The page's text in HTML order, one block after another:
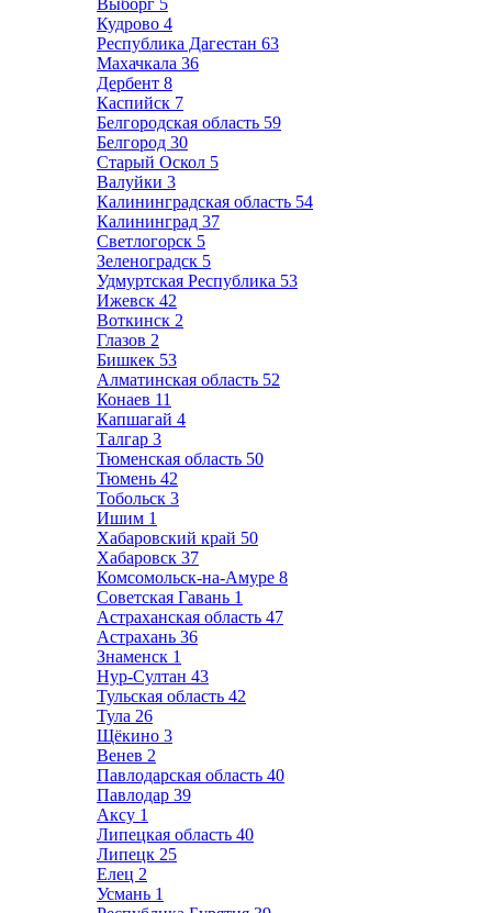
Выборг 5
Кудрово 4
Республика Дагестан 63
Махачкала 36
Дербент 8
Каспийск 7
Белгородская область 59
Белгород 30
Старый Оскол 5
Валуйки 3
Калининградская область 54
Калининград 37
Светлогорск 5
Зеленоградск 5
Удмуртская Республика 53
Ижевск 42
Воткинск 2
Глазов 2
Бишкек 53
Алматинская область 52
Конаев 11
Капшагай 4
Талгар 3
Тюменская область 50
Тюмень 42
Тобольск 3
Ишим 1
Хабаровский край 50
Хабаровск 37
Комсомольск-на-Амуре 8
Советская Гавань 1
Астраханская область 47
Астрахань 36
Знаменск 1
Нур-Султан 43
Тульская область 42
Тула 26
Щёкино 3
Венев 2
Павлодарская область 40
Павлодар 39
Аксу 1
Липецкая область 40
Липецк 25
Елец 2
Усмань 1